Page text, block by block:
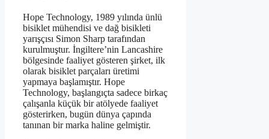
Hope Technology, 1989 yılında ünlü
bisiklet mühendisi ve dağ bisikleti
yarışçısı Simon Sharp tarafından
kurulmuştur. İngiltere’nin Lancashire
bölgesinde faaliyet gösteren şirket, ilk
olarak bisiklet parçaları üretimi
yapmaya başlamıştır. Hope
Technology, başlangıçta sadece birkaç
çalışanla küçük bir atölyede faaliyet
gösterirken, bugün dünya çapında
tanınan bir marka haline gelmiştir.